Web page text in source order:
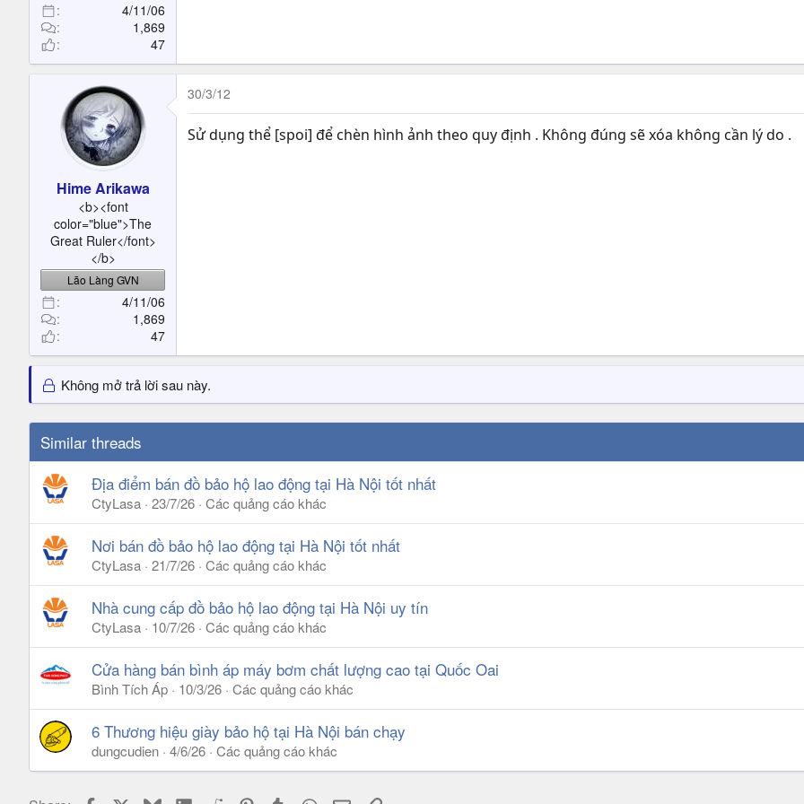
4/11/06
1,869
47
Hime Arikawa
<b><font
color="blue">The
Great Ruler</font>
</b>
Lão Làng GVN
4/11/06
1,869
47
30/3/12
Sử dụng thể [spoi] để chèn hình ảnh theo quy định . Không đúng sẽ xóa không cần lý do .
Không mở trả lời sau này.
Similar threads
Địa điểm bán đồ bảo hộ lao động tại Hà Nội tốt nhất
CtyLasa 23/7/26 Các quảng cáo khác
Nơi bán đồ bảo hộ lao động tại Hà Nội tốt nhất
CtyLasa 21/7/26 Các quảng cáo khác
Nhà cung cấp đồ bảo hộ lao động tại Hà Nội uy tín
CtyLasa 10/7/26 Các quảng cáo khác
Cửa hàng bán bình áp máy bơm chất lượng cao tại Quốc Oai
Bình Tích Áp 10/3/26 Các quảng cáo khác
6 Thương hiệu giày bảo hộ tại Hà Nội bán chạy
dungcudien 4/6/26 Các quảng cáo khác